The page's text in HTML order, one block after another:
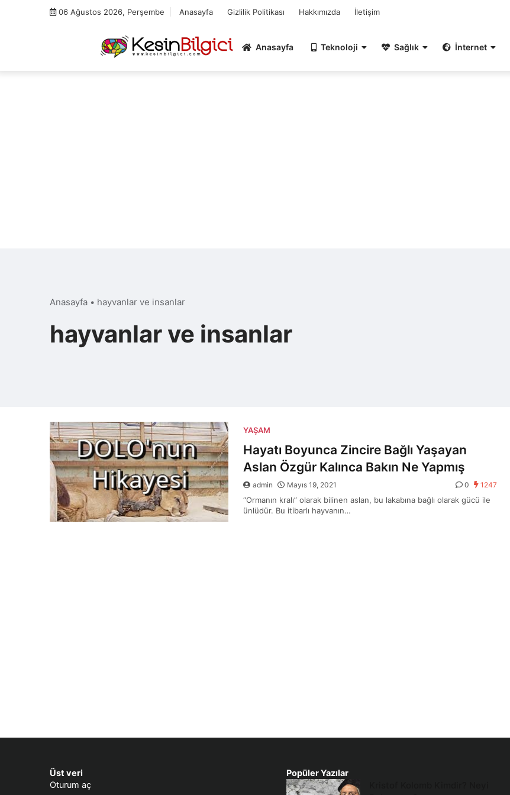
06 Ağustos 2026, Perşembe Anasayfa Gizlilik Politikası Hakkımızda İletişim
Anasayfa Teknoloji Sağlık İnternet
Anasayfa • hayvanlar ve insanlar
hayvanlar ve insanlar
YAŞAM
Hayatı Boyunca Zincire Bağlı Yaşayan
Aslan Özgür Kalınca Bakın Ne Yapmış
admin Mayıs 19, 2021 0 1247
“Ormanın kralı” olarak bilinen aslan, bu lakabına bağlı olarak gücü ile
ünlüdür. Bu itibarlı hayvanın…
Üst veri
Oturum aç
Popüler Yazılar